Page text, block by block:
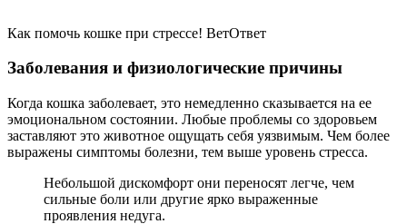
Как помочь кошке при стрессе! ВетОтвет
Заболевания и физиологические причины
Когда кошка заболевает, это немедленно сказывается на ее
эмоциональном состоянии. Любые проблемы со здоровьем
заставляют это животное ощущать себя уязвимым. Чем более
выражены симптомы болезни, тем выше уровень стресса.
Небольшой дискомфорт они переносят легче, чем
сильные боли или другие ярко выраженные
проявления недуга.